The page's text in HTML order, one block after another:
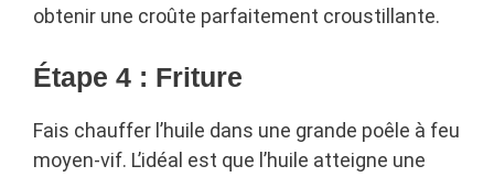
obtenir une croûte parfaitement croustillante.
Étape 4 : Friture
Fais chauffer l’huile dans une grande poêle à feu
moyen-vif. L’idéal est que l’huile atteigne une